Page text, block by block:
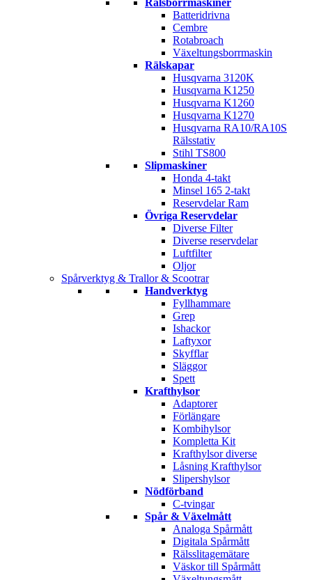
Batteridrivna
Cembre
Rotabroach
Växeltungsborrmaskin
Rälskapar
Husqvarna 3120K
Husqvarna K1250
Husqvarna K1260
Husqvarna K1270
Husqvarna RA10/RA10S
Rälsstativ
Stihl TS800
Slipmaskiner
Honda 4-takt
Minsel 165 2-takt
Reservdelar Ram
Övriga Reservdelar
Diverse Filter
Diverse reservdelar
Luftfilter
Oljor
Spårverktyg & Trallor & Scootrar
Handverktyg
Fyllhammare
Grep
Ishackor
Laftyxor
Skyfflar
Släggor
Spett
Krafthylsor
Adaptorer
Förlängare
Kombihylsor
Kompletta Kit
Krafthylsor diverse
Låsning Krafthylsor
Slipershylsor
Nödförband
C-tvingar
Spår & Växelmått
Analoga Spårmått
Digitala Spårmått
Rälsslitagemätare
Väskor till Spårmått